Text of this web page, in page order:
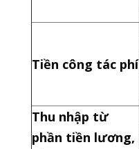
Tiền công tác phí
Thu nhập từ
phần tiền lương,